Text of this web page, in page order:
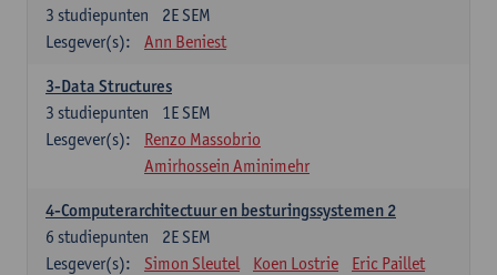
2E SEM
3 studiepunten
Lesgever(s):
Ann Beniest
3-Data Structures
1E SEM
3 studiepunten
Lesgever(s):
Renzo Massobrio
Amirhossein Aminimehr
4-Computerarchitectuur en besturingssystemen 2
2E SEM
6 studiepunten
Lesgever(s):
Simon Sleutel Koen Lostrie Eric Paillet